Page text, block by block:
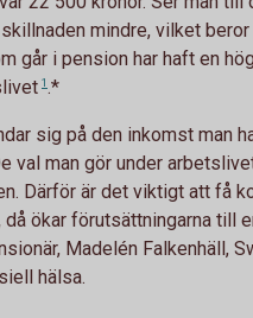
mindre, vilket
går i pension har haft en
1.*
sig på den inkomst man
val man gör under
Därför är det viktigt att få
ökar förutsättningarna till
Madelén Falkenhäll,
hälsa.